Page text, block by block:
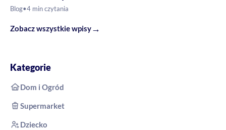
Blog•4 min czytania
Zobacz wszystkie wpisy→
Kategorie
Dom i Ogród
Supermarket
Dziecko